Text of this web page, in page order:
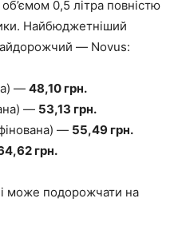
0,5 літра повністю
Найбюджетніший
— Novus:
— 48,10 грн.
— 53,13 грн.
— 55,49 грн.
грн.
може подорожчати на